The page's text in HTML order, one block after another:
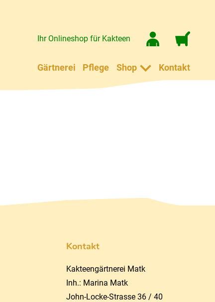
Ihr Onlineshop für Kakteen
Gärtnerei Pflege Shop Kontakt
Kontakt
Kakteengärtnerei Matk
Inh.: Marina Matk
John-Locke-Strasse 36 / 40